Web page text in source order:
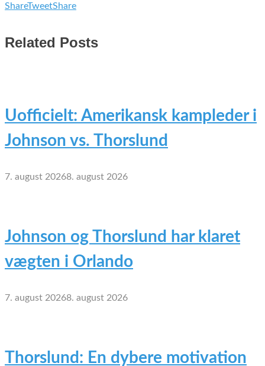
ShareTweetShare
Related Posts
Uofficielt: Amerikansk kampleder i
Johnson vs. Thorslund
7. august 20268. august 2026
Johnson og Thorslund har klaret
vægten i Orlando
7. august 20268. august 2026
Thorslund: En dybere motivation